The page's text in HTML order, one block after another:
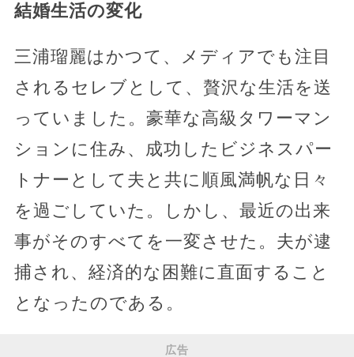
結婚生活の変化
三浦瑠麗はかつて、メディアでも注目
されるセレブとして、贅沢な生活を送
っていました。豪華な高級タワーマン
ションに住み、成功したビジネスパー
トナーとして夫と共に順風満帆な日々
を過ごしていた。しかし、最近の出来
事がそのすべてを一変させた。夫が逮
捕され、経済的な困難に直面すること
となったのである。
広告